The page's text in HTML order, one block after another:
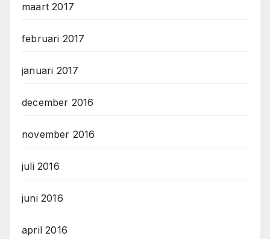
maart 2017
februari 2017
januari 2017
december 2016
november 2016
juli 2016
juni 2016
april 2016